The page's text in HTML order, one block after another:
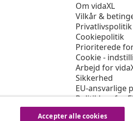
Om vidaXL
Vilkår &
Privatlivspolitik
Cookiepolitik
Prioriterede
Cookie -
Arbejd for
Sikkerhed
EU-ansvarlige
Politikken for
Accepter alle cookies